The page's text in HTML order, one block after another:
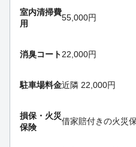
室内清掃費
用
55,000円
消臭コート22,000円
駐車場料金近隣 22,000円
損保・ 火災
保険
借家賠付きの火災